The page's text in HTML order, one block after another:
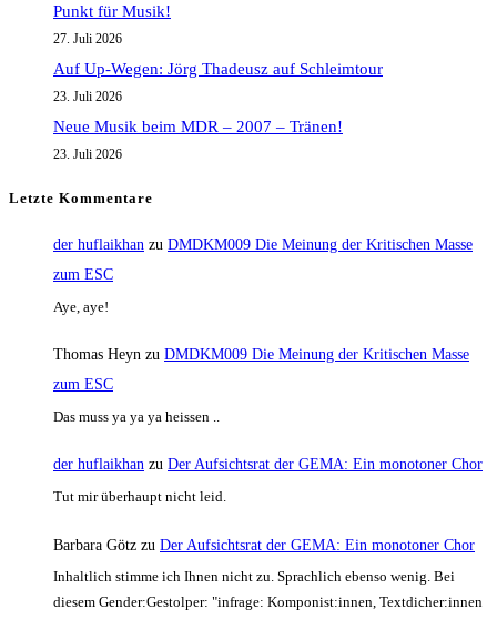
Punkt für Musik!
27. Juli 2026
Auf Up-Wegen: Jörg Thadeusz auf Schleimtour
23. Juli 2026
Neue Musik beim MDR – 2007 – Tränen!
23. Juli 2026
Letzte Kommentare
der huflaikhan zu DMDKM009 Die Meinung der Kritischen Masse
zum ESC
Aye, aye!
Thomas Heyn zu DMDKM009 Die Meinung der Kritischen Masse
zum ESC
Das muss ya ya ya heissen ..
der huflaikhan zu Der Aufsichtsrat der GEMA: Ein monotoner Chor
Tut mir überhaupt nicht leid.
Barbara Götz zu Der Aufsichtsrat der GEMA: Ein monotoner Chor
Inhaltlich stimme ich Ihnen nicht zu. Sprachlich ebenso wenig. Bei
diesem Gender:Gestolper: "infrage: Komponist:innen, Textdicher:innen